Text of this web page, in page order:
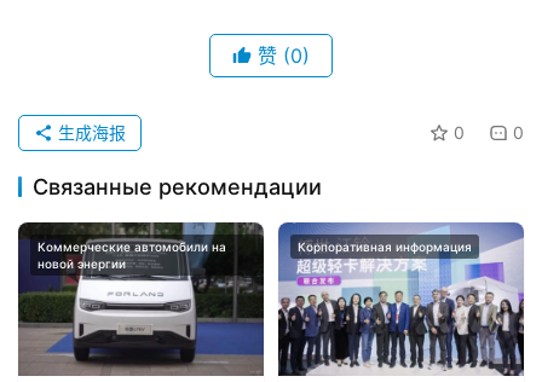
赞 (0)
0 0
生成海报
Связанные рекомендации
Коммерческие автомобили на
новой энергии
Корпоративная информация